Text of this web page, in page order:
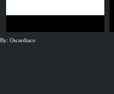
By: Oscardiaco